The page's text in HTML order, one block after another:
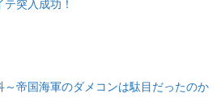
突入成功！
～帝国海軍のダメコンは駄目だったのか